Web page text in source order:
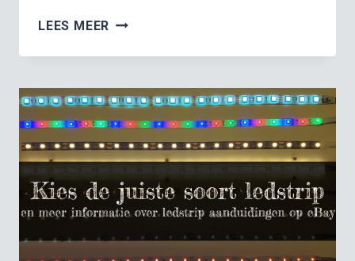
LEES MEER STAP
STAP
HOE
KOPEN
OP
EBAY